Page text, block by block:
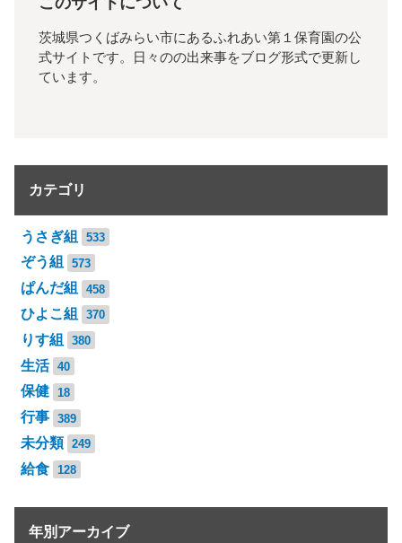
茨城県つくばみらい市にあるふれあい第１保育園の公
式サイトです。日々のの出来事をブログ形式で更新し
ています。
カテゴリ
うさぎ組 533
ぞう組 573
ぱんだ組 458
ひよこ組 370
りす組 380
生活 40
保健 18
行事 389
未分類 249
給食 128
年別アーカイブ